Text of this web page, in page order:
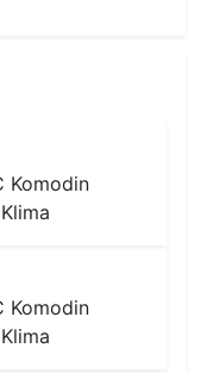
Komodin
Klima
Komodin
Klima